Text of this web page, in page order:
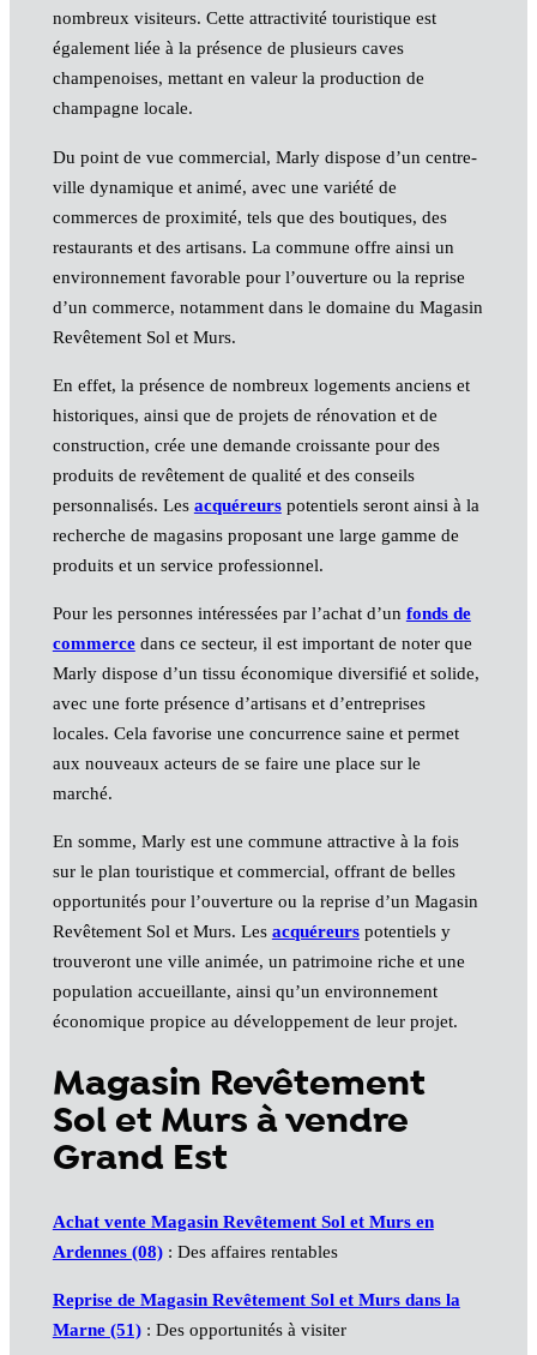
nombreux visiteurs. Cette attractivité touristique est
également liée à la présence de plusieurs caves
champenoises, mettant en valeur la production de
champagne locale.
Du point de vue commercial, Marly dispose d’un centre-
ville dynamique et animé, avec une variété de
commerces de proximité, tels que des boutiques, des
restaurants et des artisans. La commune offre ainsi un
environnement favorable pour l’ouverture ou la reprise
d’un commerce, notamment dans le domaine du Magasin
Revêtement Sol et Murs.
En effet, la présence de nombreux logements anciens et
historiques, ainsi que de projets de rénovation et de
construction, crée une demande croissante pour des
produits de revêtement de qualité et des conseils
personnalisés. Les acquéreurspotentiels seront ainsi à la
recherche de magasins proposant une large gamme de
produits et un service professionnel.
Pour les personnes intéressées par l’achat d’un fonds de
commercedans ce secteur, il est important de noter que
Marly dispose d’un tissu économique diversifié et solide,
avec une forte présence d’artisans et d’entreprises
locales. Cela favorise une concurrence saine et permet
aux nouveaux acteurs de se faire une place sur le
marché.
En somme, Marly est une commune attractive à la fois
sur le plan touristique et commercial, offrant de belles
opportunités pour l’ouverture ou la reprise d’un Magasin
Revêtement Sol et Murs. Les acquéreurspotentiels y
trouveront une ville animée, un patrimoine riche et une
population accueillante, ainsi qu’un environnement
économique propice au développement de leur projet.
Magasin Revêtement
Sol et Murs à vendre
Grand Est
Achat vente Magasin Revêtement Sol et Murs en
Ardennes (08): Des affaires rentables
Reprise de Magasin Revêtement Sol et Murs dans la
Marne (51): Des opportunités à visiter